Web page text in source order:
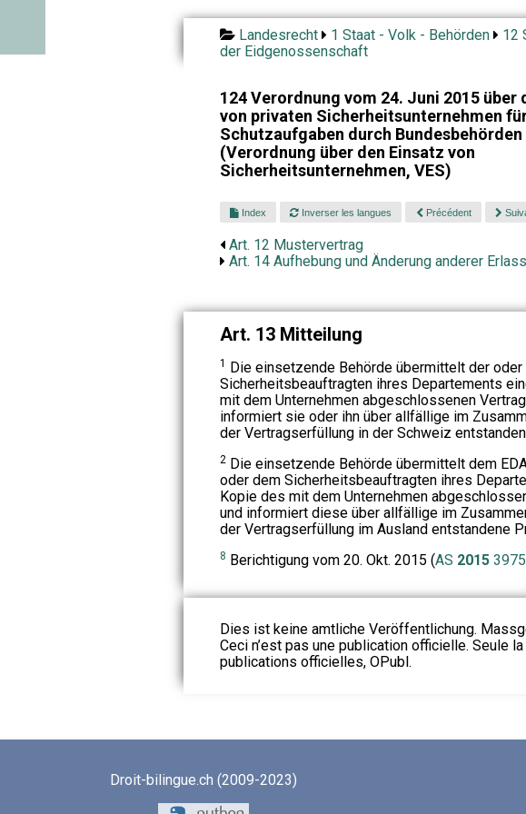
Landesrecht 1 Staat - Volk - Behörden
12
der Eidgenossenschaft
124 Verordnung vom 24. Juni 2015 über
von privaten Sicherheitsunternehmen
Schutzaufgaben durch Bundesbehörden
(Verordnung über den Einsatz von
Sicherheitsunternehmen, VES)
Index Inverser les langues Précédent
Art. 12 Mustervertrag
Art. 14 Aufhebung und Änderung anderer
Art. 13 Mitteilung
1 Die einsetzende Behörde übermittelt der oder
Sicherheitsbeauftragten ihres Departements
mit dem Unternehmen abgeschlossenen
informiert sie oder ihn über allfällige im
der Vertragserfüllung in der Schweiz
2Die einsetzende Behörde übermittelt dem
oder dem Sicherheitsbeauftragten ihres
Kopie des mit dem Unternehmen
und informiert diese über allfällige im
der Vertragserfüllung im Ausland entstandene
8 Berichtigung vom 20. Okt. 2015 (AS 2015 3975
Dies ist keine amtliche Veröffentlichung.
Ceci n’est pas une publication officielle. Seule
publications officielles, OPubl.
Droit-bilingue.ch (2009-2023)